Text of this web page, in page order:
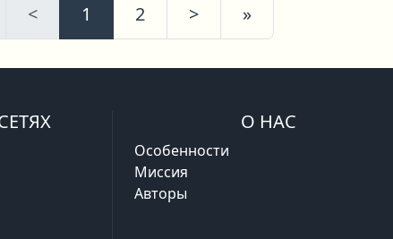
<Предыдущая
1 2 >Следующая
»Последняя
О НАС
Особенности
Миссия
Авторы